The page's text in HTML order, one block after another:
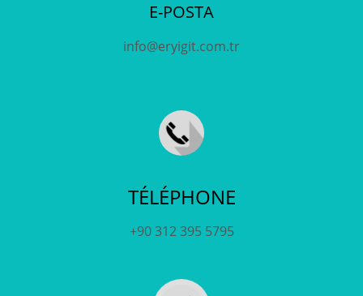
E-POSTA
info@eryigit.com.tr
TÉLÉPHONE
+90 312 395 5795